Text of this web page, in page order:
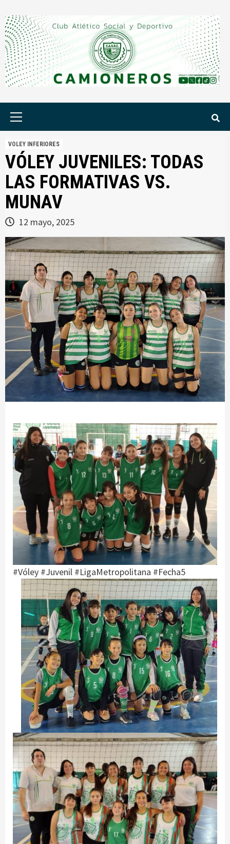
al
contenido
VOLEY INFERIORES
VÓLEY JUVENILES: TODAS
LAS FORMATIVAS VS.
MUNAV
12 mayo, 2025
#Vóley #Juvenil #LigaMetropolitana #Fecha5